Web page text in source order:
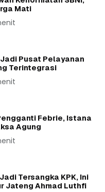
Mati
Pusat Pelayanan
Terintegrasi
Febrie, Istana
Agung
Tersangka KPK, Ini
Jateng Ahmad Luthfi